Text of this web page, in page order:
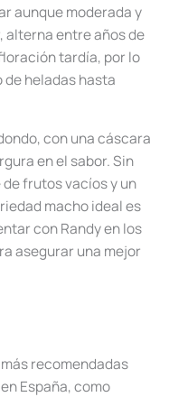
aunque moderada y
alterna entre años de
tardía, por lo
de heladas hasta
con una cáscara
en el sabor. Sin
frutos vacíos y un
macho ideal es
con Randy en los
asegurar una mejor
recomendadas
España, como